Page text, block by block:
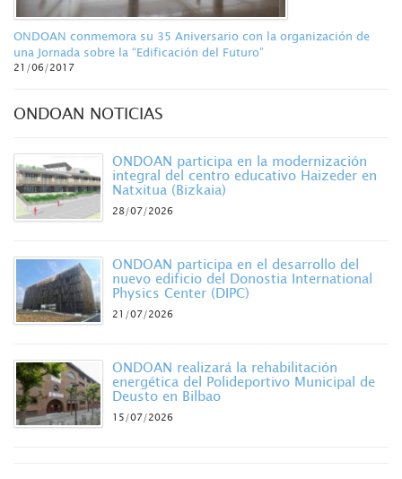
ONDOAN conmemora su 35 Aniversario con la organización de
una Jornada sobre la “Edificación del Futuro”
21/06/2017
ONDOAN NOTICIAS
ONDOAN participa en la modernización
integral del centro educativo Haizeder en
Natxitua (Bizkaia)
28/07/2026
ONDOAN participa en el desarrollo del
nuevo edificio del Donostia International
Physics Center (DIPC)
21/07/2026
ONDOAN realizará la rehabilitación
energética del Polideportivo Municipal de
Deusto en Bilbao
15/07/2026